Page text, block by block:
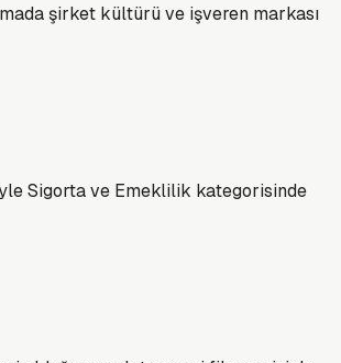
şirket kültürü ve işveren markası
Sigorta ve Emeklilik kategorisinde